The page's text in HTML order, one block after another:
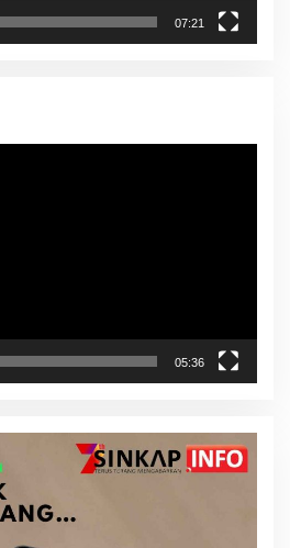
07:21
05:36